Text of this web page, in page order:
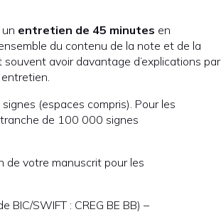
entretien de 45 minutes en
du contenu de la note et de la
avoir davantage d’explications par
(espaces compris). Pour les
de 100 000 signes
de votre manuscrit pour les
SWIFT : CREG BE BB) –